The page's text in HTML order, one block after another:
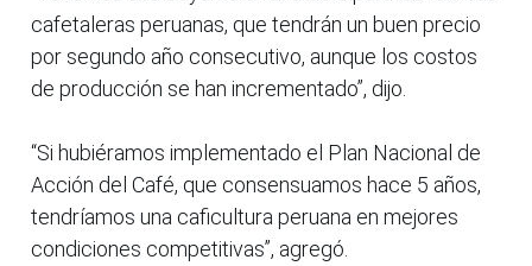
cafetaleras peruanas, que tendrán un buen precio
por segundo año consecutivo, aunque los costos
de producción se han incrementado”, dijo.
“Si hubiéramos implementado el Plan Nacional de
Acción del Café, que consensuamos hace 5 años,
tendríamos una caficultura peruana en mejores
condiciones competitivas”, agregó.